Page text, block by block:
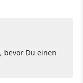
, bevor Du einen